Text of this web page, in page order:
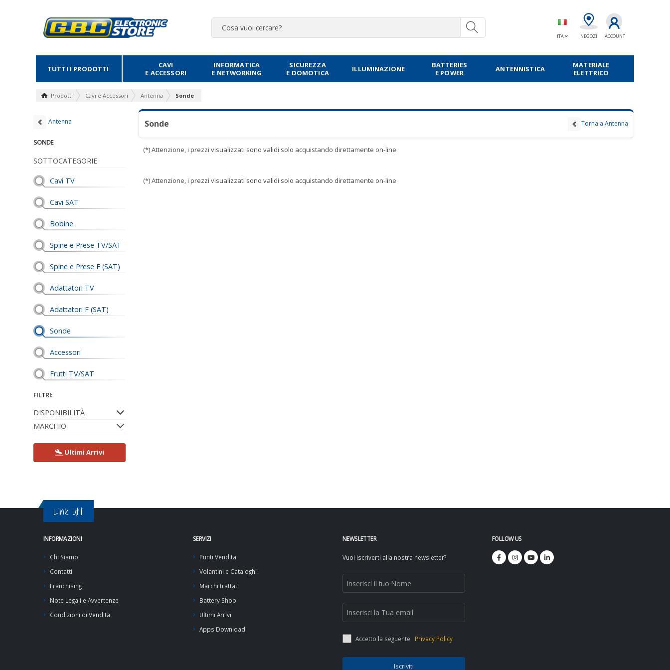
ITA NEGOZI ACCOUNT
TUTTI I PRODOTTI
CAVI
E ACCESSORI
INFORMATICA
E NETWORKING
SICUREZZA
E DOMOTICA
ILLUMINAZIONE
BATTERIES
E POWER
ANTENNISTICA
MATERIALE
ELETTRICO
Prodotti Cavi e Accessori Antenna Sonde
Antenna
SONDE
SOTTOCATEGORIE
Cavi TV
Cavi SAT
Bobine
Spine e Prese TV/SAT
Spine e Prese F (SAT)
Adattatori TV
Adattatori F (SAT)
Sonde
Accessori
Frutti TV/SAT
FILTRI:
DISPONIBILITÀ
MARCHIO
Ultimi Arrivi
Sonde Torna a Antenna
(*) Attenzione, i prezzi visualizzati sono validi solo acquistando direttamente on-line
(*) Attenzione, i prezzi visualizzati sono validi solo acquistando direttamente on-line
Link Utili
INFORMAZIONI
Chi Siamo
Contatti
Franchising
Note Legali e Avvertenze
Condizioni di Vendita
SERVIZI
Punti Vendita
Volantini e Cataloghi
Marchi trattati
Battery Shop
Ultimi Arrivi
Apps Download
NEWSLETTER
Vuoi iscriverti alla nostra newsletter?
Accetto la seguente Privacy Policy
Iscriviti
FOLLOW US